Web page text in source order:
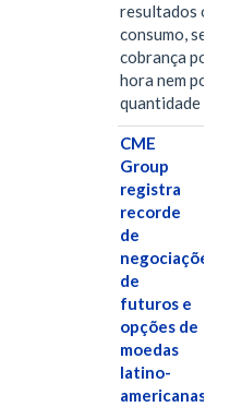
resultados ou
consumo, sem
cobrança por
hora nem por
quantidade de…
CME
Group
registra
recorde
de
negociações
de
futuros e
opções de
moedas
latino-
americanas